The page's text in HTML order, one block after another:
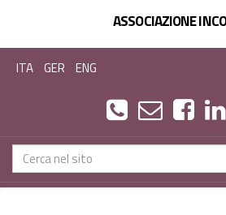
ASSOCIAZIONE INCO
ITA GER ENG